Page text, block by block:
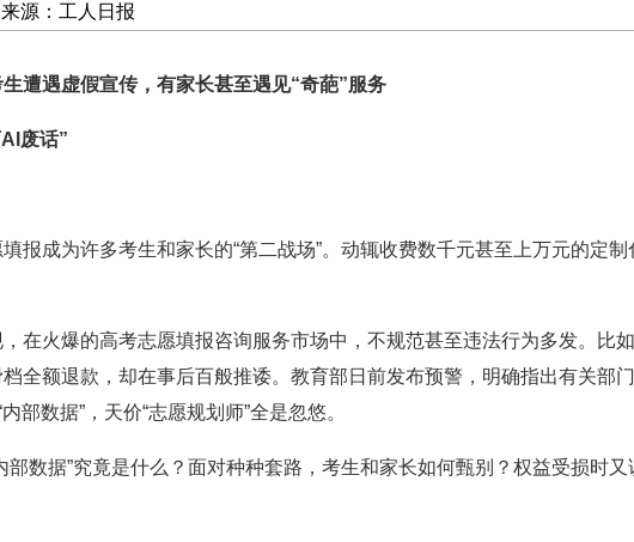
来源：工人日报
遭遇虚假宣传，有家长甚至遇见“奇葩”服务
废话”
成为许多考生和家长的“第二战场”。动辄收费数千元甚至上万元的定制
火爆的高考志愿填报咨询服务市场中，不规范甚至违法行为多发。比
全额退款，却在事后百般推诿。教育部日前发布预警，明确指出有关部
部数据”，天价“志愿规划师”全是忽悠。
据”究竟是什么？面对种种套路，考生和家长如何甄别？权益受损时又